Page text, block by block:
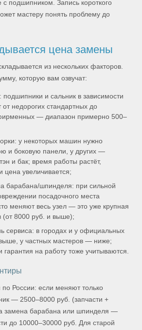
с подшипником. Запись короткого
мастеру понять проблему до
цена замены
из нескольких факторов.
которую вам озвучат:
подшипники и сальник в зависимости
от недорогих стандартных до
— диапазон примерно 500–
у некоторых машин нужно
и боковую панели, у других —
и бак; время работы растёт,
цена увеличивается;
барабана/шпинделя: при сильной
посадочного места
меняют весь узел — это уже крупная
(от 8000 руб. и выше);
сервиса: в городах и у официальных
у частных мастеров — ниже;
гарантия на работу тоже учитываются.
России: если меняют только
— 2500–8000 руб. (запчасти +
замена барабана или шпинделя —
до 10000–30000 руб. Для старой